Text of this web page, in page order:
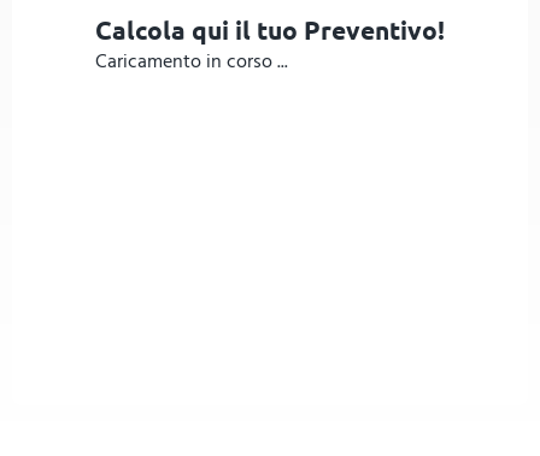
Calcola qui il tuo Preventivo!
Caricamento in corso ...